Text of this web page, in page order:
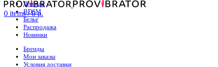
0 items / 0р.
Для пар
BDSM
Белье
Распродажа
Новинки
Бренды
Мои заказы
Условия доставки